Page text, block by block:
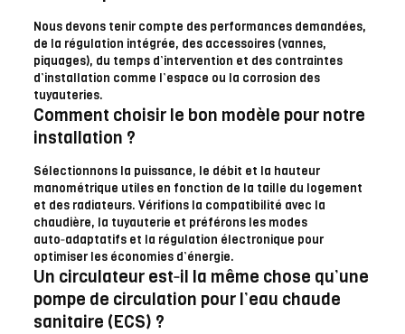
Nous devons tenir compte des performances demandées,
de la régulation intégrée, des accessoires (vannes,
piquages), du temps d’intervention et des contraintes
d’installation comme l’espace ou la corrosion des
tuyauteries.
Comment choisir le bon modèle pour notre
installation ?
Sélectionnons la puissance, le débit et la hauteur
manométrique utiles en fonction de la taille du logement
et des radiateurs. Vérifions la compatibilité avec la
chaudière, la tuyauterie et préférons les modes
auto‑adaptatifs et la régulation électronique pour
optimiser les économies d’énergie.
Un circulateur est‑il la même chose qu’une
pompe de circulation pour l’eau chaude
sanitaire (ECS) ?